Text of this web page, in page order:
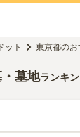
ット 東京都の
墓地ランキ